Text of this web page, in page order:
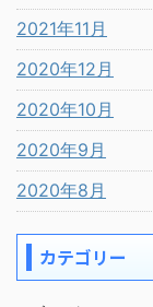
2021年11月
2020年12月
2020年10月
2020年9月
2020年8月
カテゴリー